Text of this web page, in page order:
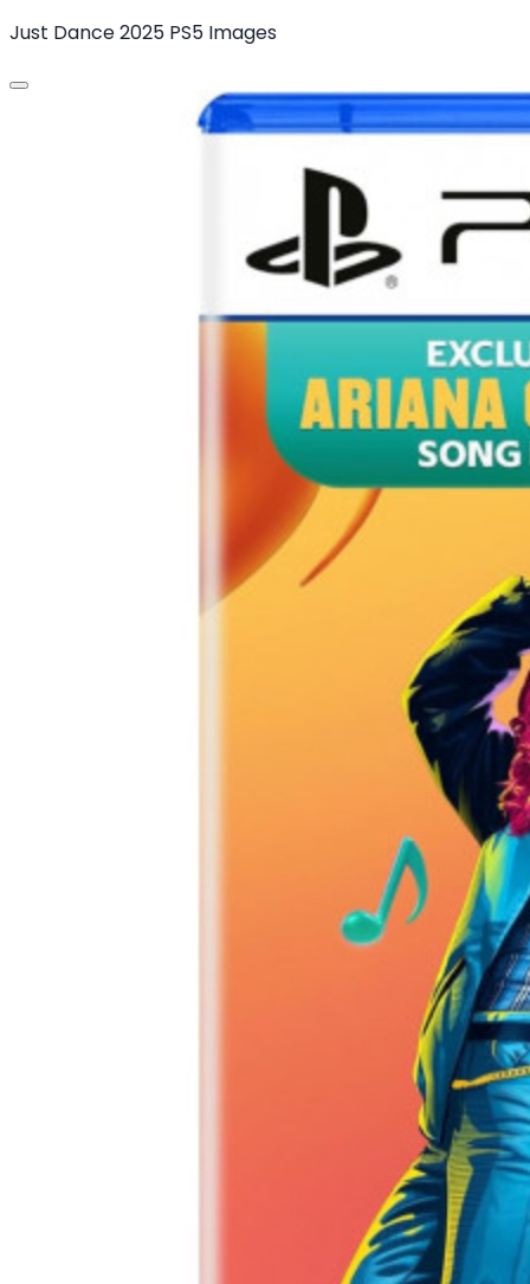
Just Dance 2025 PS5 Images